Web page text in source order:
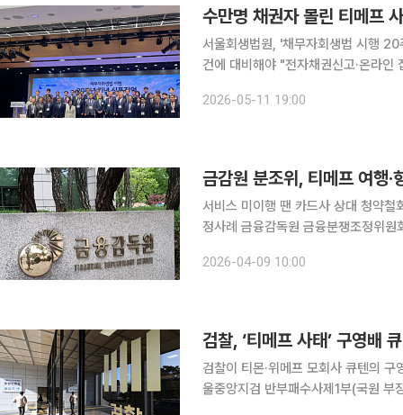
서울회생법원, '채무자회생법 시행
건에 대비해야 "전자채권신고·온라인 집회·청
메프 사건과 같은 대규모 도산 사건에
2026-05-11 19:00
금감원 분조위, 티메프 여행
서비스 미이행 땐 카드사 상대 청약
정사례 금융감독원 금융분쟁조정위원회가 티몬·위메프 사태로 여행·항공권 서비스를 이용하지 못한
드사는 이미 납부한 결제대금을 환급
2026-04-09 10:00
검찰, ‘티메프 사태’ 구영배
검찰이 티몬·위메프 모회사 큐텐의 구영
울중앙지검 반부패수사제1부(국원 부